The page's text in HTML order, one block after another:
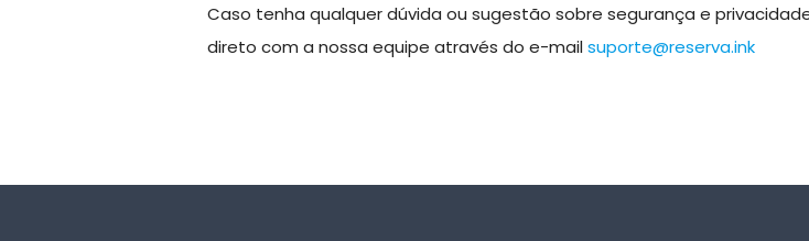
Caso tenha qualquer dúvida ou sugestão sobre segurança e
direto com a nossa equipe através do e-mailsuporte@reserva.ink